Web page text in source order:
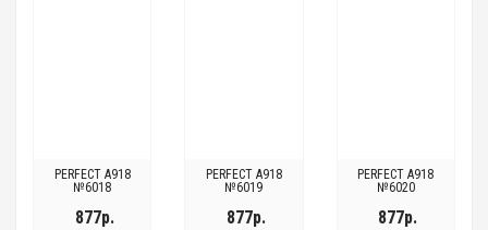
PERFECT A918
№6018
877р.
PERFECT A918
№6019
877р.
PERFECT A918
№6020
877р.